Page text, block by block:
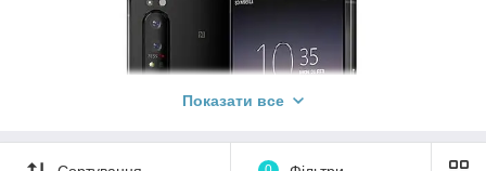
Показати все